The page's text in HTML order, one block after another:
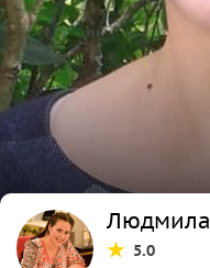
Людмила
5.0